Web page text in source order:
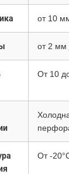
от 10
от 2 мм
От 10
От -